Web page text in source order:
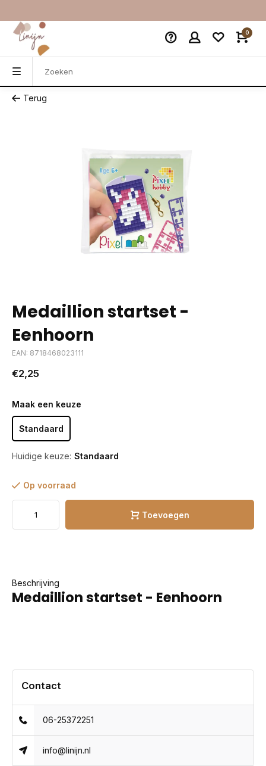
0
Terug
Medaillion startset -
Eenhoorn
EAN: 8718468023111
€2,25
Maak een keuze
Standaard
Huidige keuze: Standaard
Op voorraad
Toevoegen
Beschrijving
Medaillion startset - Eenhoorn
Contact
06-25372251
info@linijn.nl